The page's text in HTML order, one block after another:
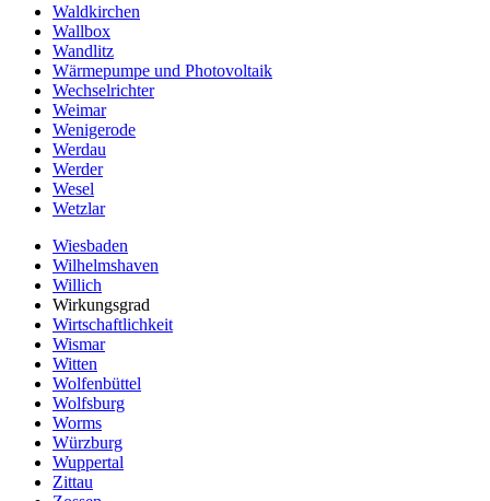
Waldkirchen
Wallbox
Wandlitz
Wärmepumpe und Photovoltaik
Wechselrichter
Weimar
Wenigerode
Werdau
Werder
Wesel
Wetzlar
Wiesbaden
Wilhelmshaven
Willich
Wirkungsgrad
Wirtschaftlichkeit
Wismar
Witten
Wolfenbüttel
Wolfsburg
Worms
Würzburg
Wuppertal
Zittau